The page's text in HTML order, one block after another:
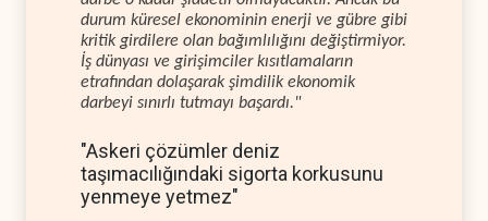
durum küresel ekonominin enerji ve gübre gibi
kritik girdilere olan bağımlılığını değiştirmiyor.
İş dünyası ve girişimciler kısıtlamaların
etrafından dolaşarak şimdilik ekonomik
darbeyi sınırlı tutmayı başardı."
"Askeri çözümler deniz
taşımacılığındaki sigorta korkusunu
yenmeye yetmez"